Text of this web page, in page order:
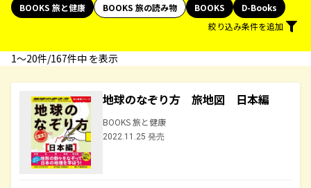
BOOKS 旅と健康
BOOKS 旅の読み物 BOOKS
D-Books
絞り込み条件を追加
1〜20件/167件中 を表示
地球のなぞり方 旅地図 日本編
BOOKS 旅と健康
2022.11.25 発売